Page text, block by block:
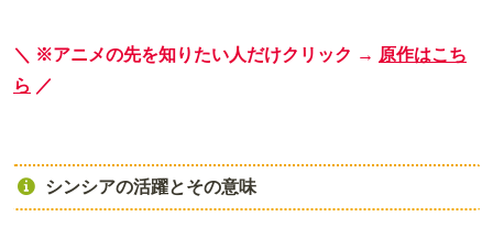
＼ ※アニメの先を知りたい人だけクリック → 原作はこち
ら ／
シンシアの活躍とその意味